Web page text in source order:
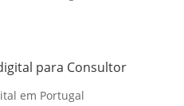
para Consultor
em Portugal